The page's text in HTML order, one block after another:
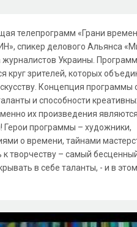
телепрограмм «Грани
спикер делового Альянса
Украины.
круг зрителей, которых
Концепция программы
и способности
их произведения являются
программы – художники,
о времени, тайнами
к творчеству – самый
в себе таланты, - и в